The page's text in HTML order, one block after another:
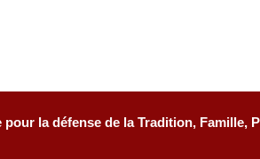
la défense de la Tradition, Famille,